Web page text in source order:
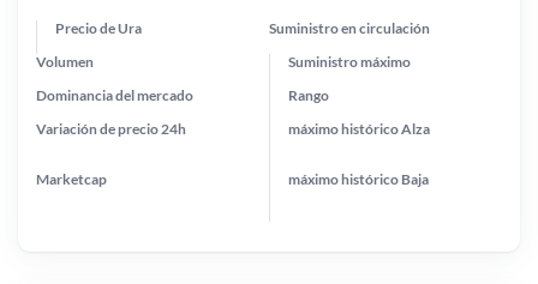
Precio de Ura Suministro en circulación
Variación de precio 24h
Suministro máximo
Dominancia del mercado
Marketcap
Volumen
Rango
máximo históricoAlza
máximo histórico Baja